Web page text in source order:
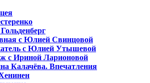
с Юлией Свинцовой
с Юлией Утышевой
с Ириной Ларионовой
Калачёва. Впечатления